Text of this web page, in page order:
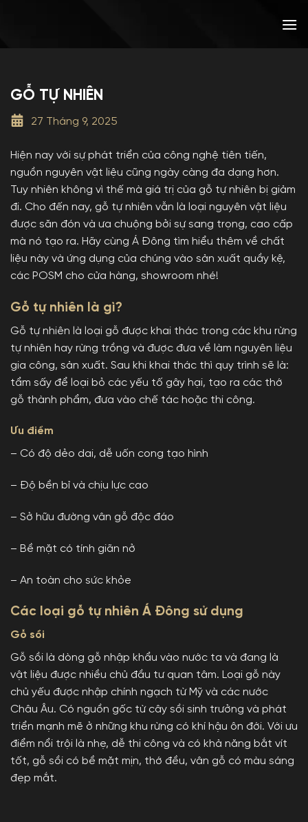
GỖ TỰ NHIÊN
27 Tháng 9, 2025
Hiện nay với sự phát triển của công nghệ tiên tiến,
nguồn nguyên vật liệu cũng ngày càng đa dạng hơn.
Tuy nhiên không vì thế mà giá trị của gỗ tự nhiên bị giảm
đi. Cho đến nay, gỗ tự nhiên vẫn là loại nguyên vật liệu
được săn đón và ưa chuộng bởi sự sang trọng, cao cấp
mà nó tạo ra. Hãy cùng Á Đông tìm hiểu thêm về chất
liệu này và ứng dụng của chúng vào sản xuất quầy kệ,
các POSM cho cửa hàng, showroom nhé!
Gỗ tự nhiên là gì?
Gỗ tự nhiên là loại gỗ được khai thác trong các khu rừng
tự nhiên hay rừng trồng và được đưa về làm nguyên liệu
gia công, sản xuất. Sau khi khai thác thì quy trình sẽ là:
tẩm sấy để loại bỏ các yếu tố gây hại, tạo ra các thớ
gỗ thành phẩm, đưa vào chế tác hoặc thi công.
Ưu điểm
– Có độ dẻo dai, dễ uốn cong tạo hình
– Độ bền bỉ và chịu lực cao
– Sở hữu đường vân gỗ độc đáo
– Bề mặt có tính giãn nở
– An toàn cho sức khỏe
Các loại gỗ tự nhiên Á Đông sử dụng
Gỗ sồi
Gỗ sồi là dòng gỗ nhập khẩu vào nước ta và đang là
vật liệu được nhiều chủ đầu tư quan tâm. Loại gỗ này
chủ yếu được nhập chính ngạch từ Mỹ và các nước
Châu Âu. Có nguồn gốc từ cây sồi sinh trưởng và phát
triển mạnh mẽ ở những khu rừng có khí hậu ôn đới. Với ưu
điểm nổi trội là nhẹ, dễ thi công và có khả năng bắt vít
tốt, gỗ sồi có bề mặt mịn, thớ đều, vân gỗ có màu sáng
đẹp mắt.